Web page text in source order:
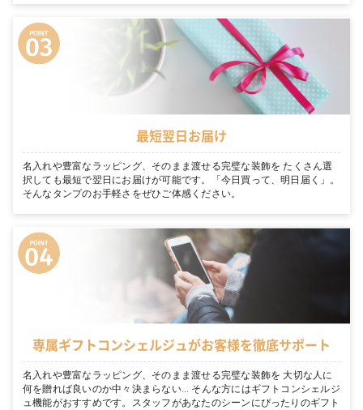
最短翌日お届け
名入れや豊富なラッピング、そのまま渡せる完璧な装飾を たくさん選
択しても最短で翌日にお届けが可能です。「今日買って、明日届く」。
そんなタンプのお手軽さをぜひご体感ください。
専属ギフトコンシェルジュがお客様を徹底サポート
名入れや豊富なラッピング、そのまま渡せる完璧な装飾を 大切な人に
何を贈れば良いのか中々決まらない… そんな方にはギフトコンシェルジ
ュ機能がおすすめです。スタッフがあなたのシーンにぴったりのギフト